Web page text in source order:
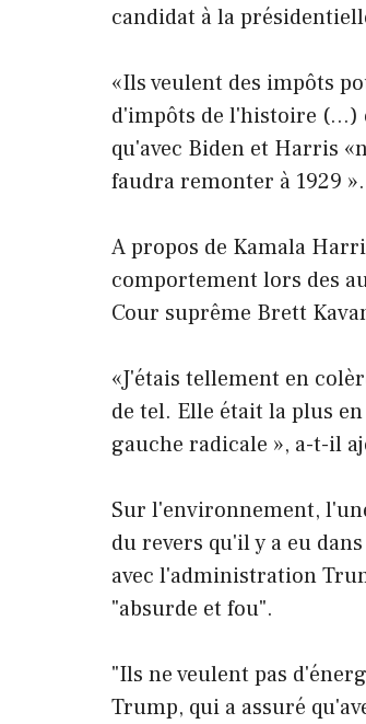
candidat à la
«Ils veulent des impôts
d'impôts de l'histoire (…)
qu'avec Biden et Harris
faudra remonter à 1929 ».
A propos de Kamala
comportement lors des
Cour suprême Brett
«J'étais tellement en
de tel. Elle était la plus
gauche radicale », a-t-il
Sur l'environnement,
du revers qu'il y a eu
avec l'administration
"absurde et fou".
"Ils ne veulent pas
Trump, qui a assuré